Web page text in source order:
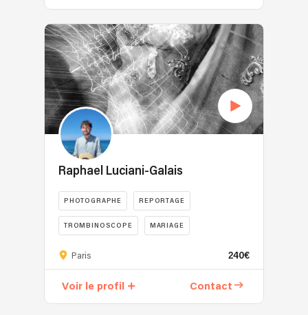
Raphael Luciani-Galais
PHOTOGRAPHE REPORTAGE
TROMBINOSCOPE MARIAGE
INDUSTRIEL
Paris 240€
Voir le profil Contact